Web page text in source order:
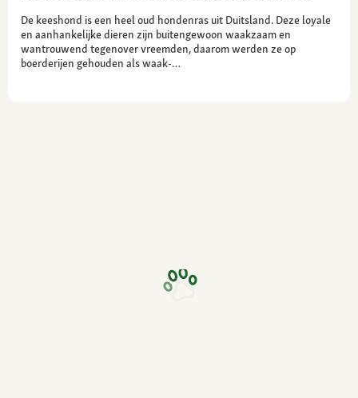
De keeshond is een heel oud hondenras uit Duitsland. Deze loyale
en aanhankelijke dieren zijn buitengewoon waakzaam en
wantrouwend tegenover vreemden, daarom werden ze op
boerderijen gehouden als waak-…